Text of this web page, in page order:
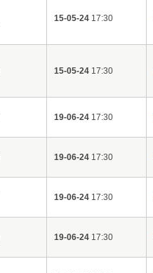
15-05-2417:30
15-05-2417:30
19-06-2417:30
19-06-2417:30
19-06-2417:30
19-06-2417:30